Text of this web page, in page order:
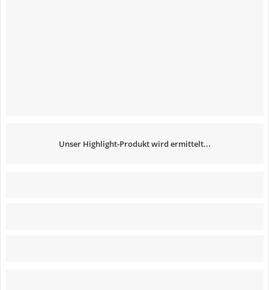
Unser Highlight-Produkt wird ermittelt...